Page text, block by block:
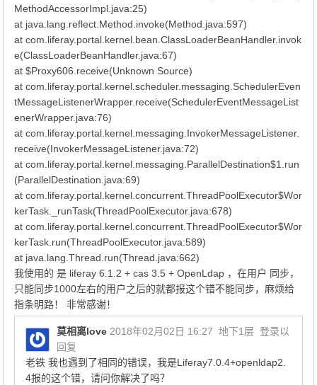
MethodAccessorImpl.java:25)
at java.lang.reflect.Method.invoke(Method.java:597)
at com.liferay.portal.kernel.bean.ClassLoaderBeanHandler.invok
e(ClassLoaderBeanHandler.java:67)
at $Proxy606.receive(Unknown Source)
at com.liferay.portal.kernel.scheduler.messaging.SchedulerEven
tMessageListenerWrapper.receive(SchedulerEventMessageList
enerWrapper.java:76)
at com.liferay.portal.kernel.messaging.InvokerMessageListener.
receive(InvokerMessageListener.java:72)
at com.liferay.portal.kernel.messaging.ParallelDestination$1.run
(ParallelDestination.java:69)
at com.liferay.portal.kernel.concurrent.ThreadPoolExecutor$Wor
kerTask._runTask(ThreadPoolExecutor.java:678)
at com.liferay.portal.kernel.concurrent.ThreadPoolExecutor$Wor
kerTask.run(ThreadPoolExecutor.java:589)
at java.lang.Thread.run(Thread.java:662)
我使用的 是 liferay 6.1.2 + cas 3.5 + OpenLdap ，在用户 同步，
只能同步1000左右的用户之后的就都报这个错不能同步，麻烦给
指条明路！ 非常感谢！
莫相离love 2018年02月02日 16:27 地下1层 登录以
回复
老铁 我也遇到了相同的错误，我是Liferay7.0.4+openldap2.
4报的这个错，请问你解决了吗？